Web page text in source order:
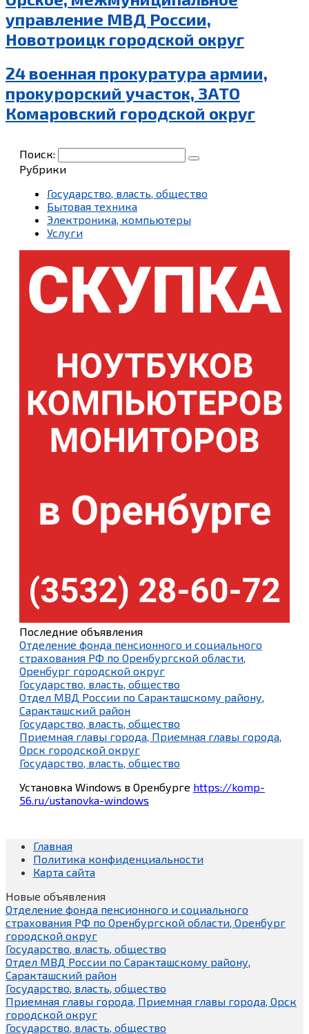
управление МВД России,
Новотроицк городской округ
24 военная прокуратура армии,
прокурорский участок, ЗАТО
Комаровский городской округ
Поиск:
Рубрики
Государство, власть, общество
Бытовая техника
Электроника, компьютеры
Услуги
Последние объявления
Отделение фонда пенсионного и социального
страхования РФ по Оренбургской области,
Оренбург городской округ
Государство, власть, общество
Отдел МВД России по Саракташскому району,
Саракташский район
Государство, власть, общество
Приемная главы города, Приемная главы города,
Орск городской округ
Государство, власть, общество
Установка Windows в Оренбурге https://komp-
56.ru/ustanovka-windows
Главная
Политика конфиденциальности
Карта сайта
Новые объявления
Отделение фонда пенсионного и социального
страхования РФ по Оренбургской области, Оренбург
городской округ
Государство, власть, общество
Отдел МВД России по Саракташскому району,
Саракташский район
Государство, власть, общество
Приемная главы города, Приемная главы города, Орск
городской округ
Государство, власть, общество